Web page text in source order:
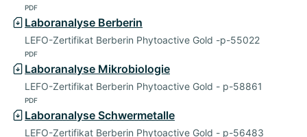
PDF
Laboranalyse Berberin
LEFO-Zertifikat Berberin Phytoactive Gold -p-55022
PDF
Laboranalyse Mikrobiologie
LEFO-Zertifikat Berberin Phytoactive Gold - p-58861
PDF
Laboranalyse Schwermetalle
LEFO-Zertifikat Berberin Phytoactive Gold - p-56483